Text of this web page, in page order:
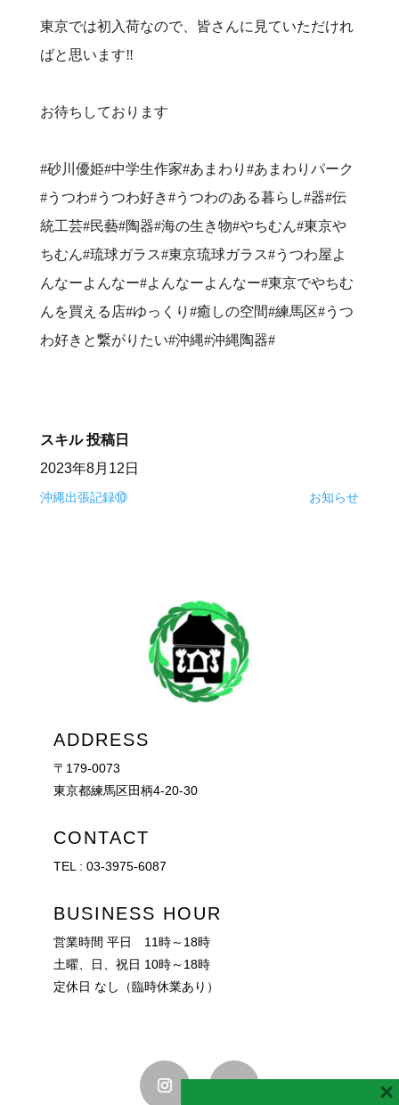
東京では初入荷なので、皆さんに見ていただけれ
ばと思います‼️
お待ちしております
#砂川優姫#中学生作家#あまわり#あまわりパーク
#うつわ#うつわ好き#うつわのある暮らし#器#伝
統工芸#民藝#陶器#海の生き物#やちむん#東京や
ちむん#琉球ガラス#東京琉球ガラス#うつわ屋よ
んなーよんなー#よんなーよんなー#東京でやちむ
んを買える店#ゆっくり#癒しの空間#練馬区#うつ
わ好きと繋がりたい#沖縄#沖縄陶器#
スキル 投稿日
2023年8月12日
沖縄出張記録⑩ お知らせ
ADDRESS
〒179-0073
東京都練馬区田柄4-20-30
CONTACT
TEL : 03-3975-6087
BUSINESS HOUR
営業時間 平日 11時～18時
土曜、日、祝日 10時～18時
定休日 なし（臨時休業あり）
×